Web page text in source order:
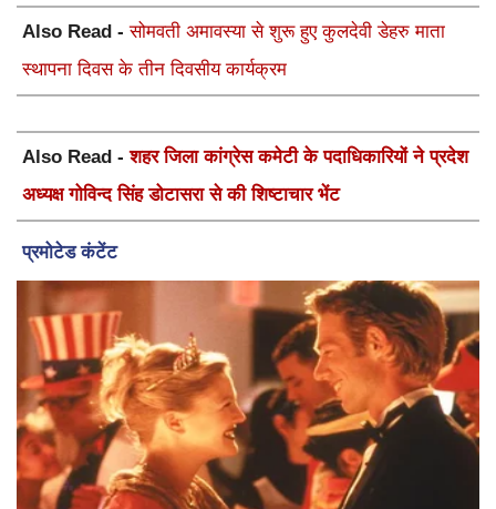
Also Read -सोमवती अमावस्या से शुरू हुए कुलदेवी डेहरु माता
स्थापना दिवस के तीन दिवसीय कार्यक्रम
Also Read -शहर जिला कांग्रेस कमेटी के पदाधिकारियों ने प्रदेश
अध्यक्ष गोविन्द सिंह डोटासरा से की शिष्टाचार भेंट